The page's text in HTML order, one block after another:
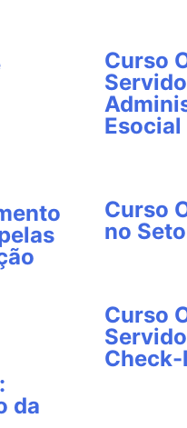
da
Curso
Esocial
Curso
no
Curso